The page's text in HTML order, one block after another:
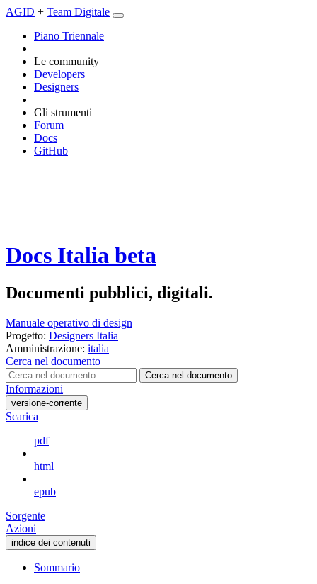
AGID + Team Digitale
Piano Triennale
Le community
Developers
Designers
Gli strumenti
Forum
Docs
GitHub
Docs Italia beta
Documenti pubblici, digitali.
Manuale operativo di design
Progetto: Designers Italia
Amministrazione: italia
Cerca nel documento
Cerca nel documento
Informazioni
versione-corrente
Scarica
pdf
html
epub
Sorgente
Azioni
indice dei contenuti
Sommario